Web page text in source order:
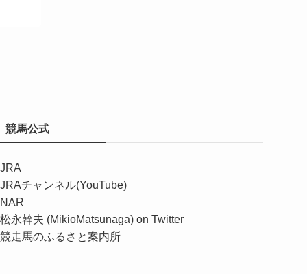
競馬公式
JRA
JRAチャンネル(YouTube)
NAR
松永幹夫 (MikioMatsunaga) on Twitter
競走馬のふるさと案内所